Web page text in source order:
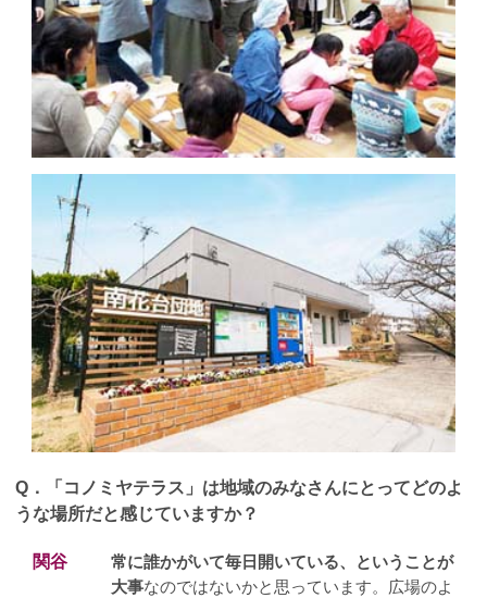
Q．
「コノミヤテラス」は地域のみなさんにとってどのよ
うな場所だと感じていますか？
関谷
常に誰かがいて毎日開いている、ということが
大事なのではないかと思っています。広場のよ